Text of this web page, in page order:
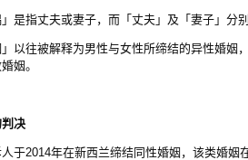
是指丈夫或妻子，而「丈夫」及「妻子」分
以往被解释为男性与女性所缔结的异性婚姻
姻。
决
于2014年在新西兰缔结同性婚姻，该类婚